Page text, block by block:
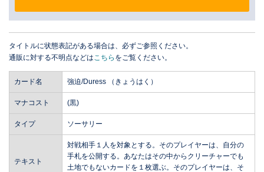
タイトルに状態表記がある場合は、必ずご参照ください。
通販に対する不明点などは こちら をご覧ください。
カード名 強迫/Duress （きょうはく）
マナコスト (黒)
タイプ ソーサリー
テキスト
対戦相手１人を対象とする。そのプレイヤーは、自分の
手札を公開する。あなたはその中からクリーチャーでも
土地でもないカードを１枚選ぶ。そのプレイヤーは、そ